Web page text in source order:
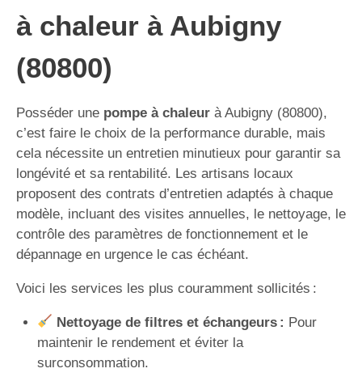
à chaleur à Aubigny
(80800)
Posséder une pompe à chaleur à Aubigny (80800),
c’est faire le choix de la performance durable, mais
cela nécessite un entretien minutieux pour garantir sa
longévité et sa rentabilité. Les artisans locaux
proposent des contrats d’entretien adaptés à chaque
modèle, incluant des visites annuelles, le nettoyage, le
contrôle des paramètres de fonctionnement et le
dépannage en urgence le cas échéant.
Voici les services les plus couramment sollicités :
Nettoyage de filtres et échangeurs : Pour
maintenir le rendement et éviter la
surconsommation.